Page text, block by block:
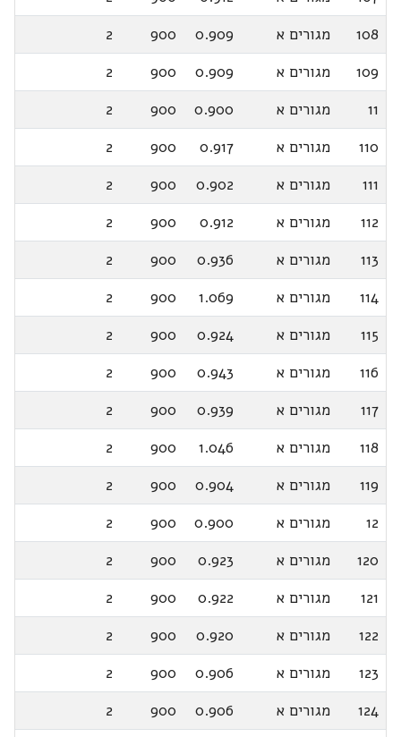
108
מגורים א 0.909
900
2
109
מגורים א 0.909
900
2
11
מגורים א 0.900
900
2
110
מגורים א 0.917
900
2
111
מגורים א 0.902
900
2
112
מגורים א 0.912
900
2
113
מגורים א 0.936
900
2
114
מגורים א 1.069
900
2
115
מגורים א 0.924
900
2
116
מגורים א 0.943
900
2
117
מגורים א 0.939
900
2
118
מגורים א 1.046
900
2
119
מגורים א 0.904
900
2
12
מגורים א 0.900
900
2
120
מגורים א 0.923
900
2
121
מגורים א 0.922
900
2
122
מגורים א 0.920
900
2
123
מגורים א 0.906
900
2
124
מגורים א 0.906
900
2